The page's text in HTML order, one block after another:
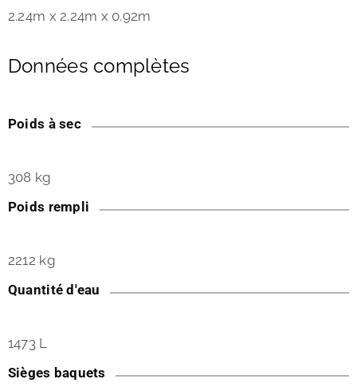
2.24m x 2.24m x 0.92m
Données complètes
Poids à sec
308 kg
Poids rempli
2212 kg
Quantité d'eau
1473 L
Sièges baquets